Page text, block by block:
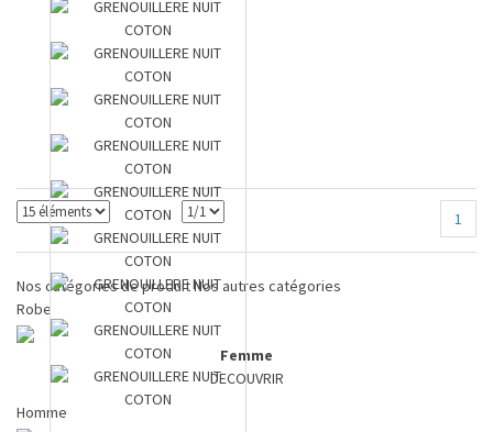
1
Nos catégories de produitNos autres catégories
Robe
Femme
DECOUVRIR
Homme